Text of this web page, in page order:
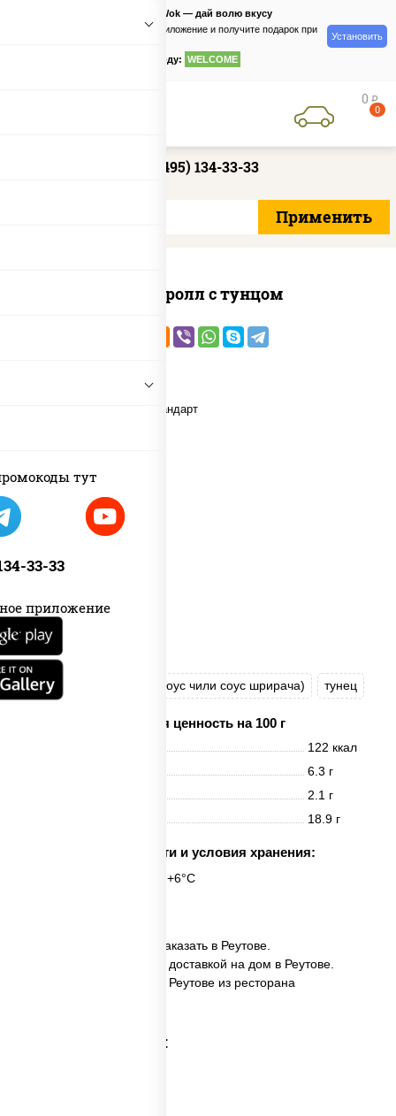
тут
33-33
приложение
PizzaSushiWok — дай волю вкусу
Скачайте приложение и получите подарок при
по промокоду: WELCOME
Установить
0 руб
0
+7 (495) 134-33-33
Спайс ролл с тунцом
рис
соус "Спайс" (майонез соус чили соус шрирача) тунец
Пищевая ценность на 100 г
122 ккал
6.3 г
2.1 г
18.9 г
Срок годности и условия хранения:
6 часов при t° от +2°C до +6°C
✅ Спайс ролл с тунцом заказать в Реутове.
✅ Спайс ролл с тунцом с доставкой на дом в Реутове.
✅ Спайс ролл с тунцом в Реутове из ресторана
Категории товара: